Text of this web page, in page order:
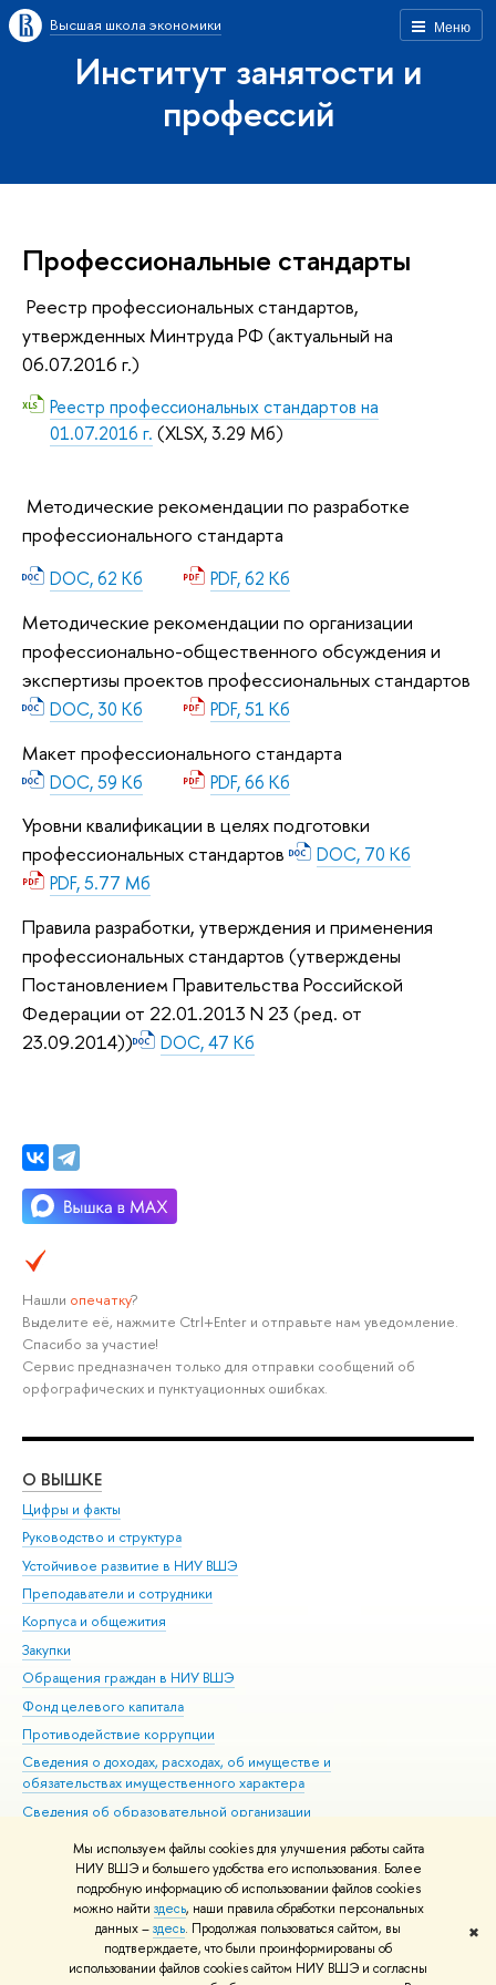
Мы используем файлы cookies для улучшения работы сайта
НИУ ВШЭ и большего удобства его использования. Более
подробную информацию об использовании файлов cookies
можно найти здесь, наши правила обработки персональных
данных –здесь. Продолжая пользоваться сайтом, вы
подтверждаете, что были проинформированы об
использовании файлов cookies сайтом НИУ ВШЭ и согласны
✖
Меню
Высшая школа экономики
Институт занятости и
профессий
Профессиональные стандарты
Реестр профессиональных стандартов,
утвержденных Минтруда РФ (актуальный на
06.07.2016 г.)
Реестр профессиональных стандартов на
01.07.2016 г. (XLSX, 3.29 Мб)
Методические рекомендации по разработке
профессионального стандарта
DOC, 62 Кб PDF, 62 Кб
Методические рекомендации по организации
профессионально-общественного обсуждения и
экспертизы проектов профессиональных стандартов
DOC, 30 Кб PDF, 51 Кб
Макет профессионального стандарта
DOC, 59 Кб PDF, 66 Кб
Уровни квалификации в целях подготовки
профессиональных стандартов
DOC, 70 Кб
PDF, 5.77 Мб
Правила разработки, утверждения и применения
профессиональных стандартов (утверждены
Постановлением Правительства Российской
Федерации от 22.01.2013 N 23 (ред. от
23.09.2014))
DOC, 47 Кб
Нашли опечатку?
Выделите её, нажмите Ctrl+Enter и отправьте нам уведомление.
Спасибо за участие!
Сервис предназначен только для отправки сообщений об
орфографических и пунктуационных ошибках.
О ВЫШКЕ
Цифры и факты
Руководство и структура
Устойчивое развитие в НИУ ВШЭ
Преподаватели и сотрудники
Корпуса и общежития
Закупки
Обращения граждан в НИУ ВШЭ
Фонд целевого капитала
Противодействие коррупции
Сведения о доходах, расходах, об имуществе и
обязательствах имущественного характера
Сведения об образовательной организации
Людям с ограниченными возможностями здоровья
Единая платежная страница
Работа в Вышке
© НИУ ВШЭ 1993–2026 Адреса и контакты Условия использования